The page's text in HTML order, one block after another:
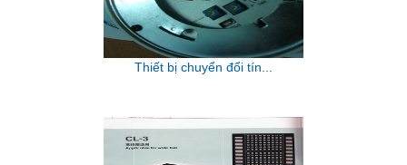
Thiết bị chuyển đổi tín...